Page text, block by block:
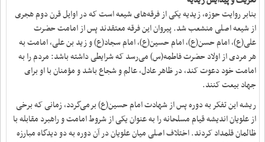
بنابر روایت حوزه، زیدیه یکی از فرقه‌های شیعه است که در اوایل قرن دوم هجری
از شیعه اصلی منشعب شد. پیروان این فرقه معتقدند پس از امامت حضرت
علی(ع)، امام حسن(ع)، امام حسین(ع)، امام سجاد(ع) و زید بن علی، امامت به
هر مردی از اولاد حضرت فاطمه(س) می‌رسد که شرایطی داشته باشد: مردم را به
امامت خود دعوت کند، در ظاهر عادل، عالم و شجاع باشد و مؤمنان با او برای
جهاد بیعت کنند.
ریشه این تفکر به دوره پس از شهادت امام حسین(ع) برمی‌گردد، زمانی که برخی
از علویان اندیشه قیام مسلحانه را به عنوان یکی از شروط امامت و راهبرد مقابله با
ظالمان قلمداد کردند. اختلاف اصلی میان علویان در آن دوره به دو دیدگاه مبارزه